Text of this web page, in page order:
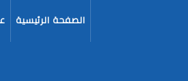
NAVIGATION
الصفحة الرئيسية